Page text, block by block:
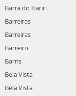
Barra do Itariri
Barreiras
Barreiras
Barreiro
Barris
Bela Vista
Bela Vista